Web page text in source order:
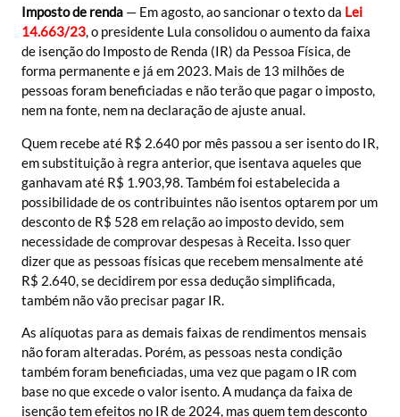
Imposto de renda — Em agosto, ao sancionar o texto da Lei
14.663/23, o presidente Lula consolidou o aumento da faixa
de isenção do Imposto de Renda (IR) da Pessoa Física, de
forma permanente e já em 2023. Mais de 13 milhões de
pessoas foram beneficiadas e não terão que pagar o imposto,
nem na fonte, nem na declaração de ajuste anual.
Quem recebe até R$ 2.640 por mês passou a ser isento do IR,
em substituição à regra anterior, que isentava aqueles que
ganhavam até R$ 1.903,98. Também foi estabelecida a
possibilidade de os contribuintes não isentos optarem por um
desconto de R$ 528 em relação ao imposto devido, sem
necessidade de comprovar despesas à Receita. Isso quer
dizer que as pessoas físicas que recebem mensalmente até
R$ 2.640, se decidirem por essa dedução simplificada,
também não vão precisar pagar IR.
As alíquotas para as demais faixas de rendimentos mensais
não foram alteradas. Porém, as pessoas nesta condição
também foram beneficiadas, uma vez que pagam o IR com
base no que excede o valor isento. A mudança da faixa de
isenção tem efeitos no IR de 2024, mas quem tem desconto